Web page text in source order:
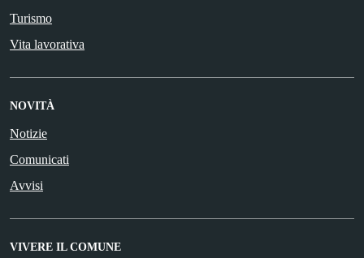
Turismo
Vita lavorativa
NOVITÀ
Notizie
Comunicati
Avvisi
VIVERE IL COMUNE